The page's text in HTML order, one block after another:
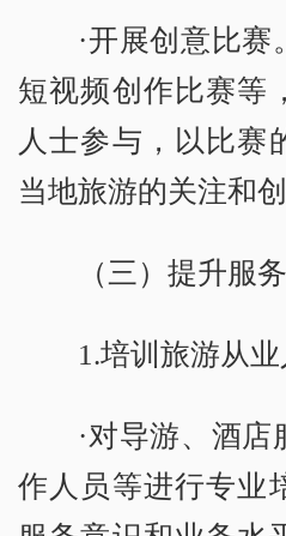
·开展创意比赛
短视频创作比赛等
人士参与，以比赛
当地旅游的关注和创
（三）提升服
1.培训旅游从业
·对导游、酒
作人员等进行专业